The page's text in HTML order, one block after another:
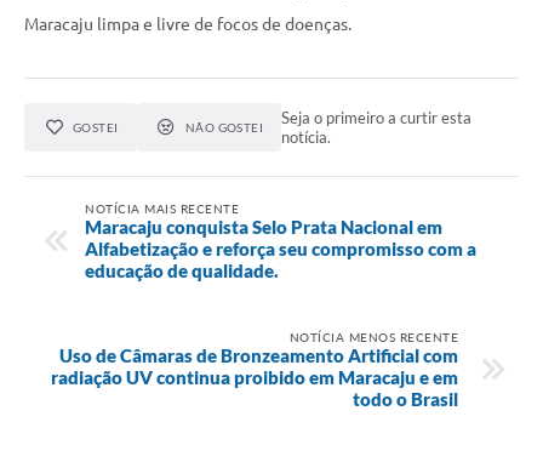
Maracaju limpa e livre de focos de doenças.
GOSTEI NÃO GOSTEI
Seja o primeiro a curtir esta
notícia.
NOTÍCIA MAIS RECENTE
Maracaju conquista Selo Prata Nacional em
Alfabetização e reforça seu compromisso com a
educação de qualidade.
NOTÍCIA MENOS RECENTE
Uso de Câmaras de Bronzeamento Artificial com
radiação UV continua proibido em Maracaju e em
todo o Brasil